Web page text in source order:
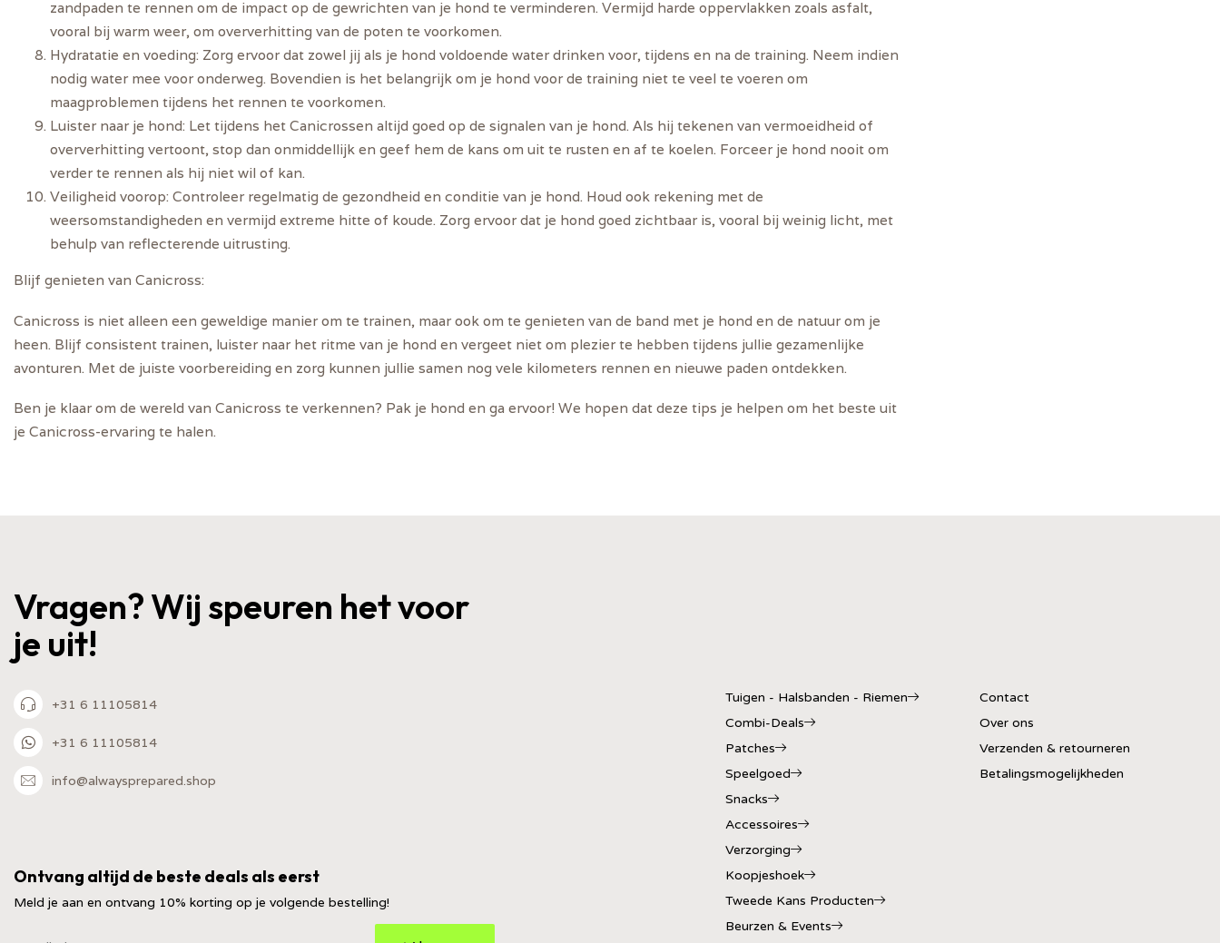
zandpaden te rennen om de impact op de gewrichten van je hond te verminderen. Vermijd harde oppervlakken zoals asfalt,
vooral bij warm weer, om oververhitting van de poten te voorkomen.
Hydratatie en voeding: Zorg ervoor dat zowel jij als je hond voldoende water drinken voor, tijdens en na de training. Neem indien
nodig water mee voor onderweg. Bovendien is het belangrijk om je hond voor de training niet te veel te voeren om
maagproblemen tijdens het rennen te voorkomen.
Luister naar je hond: Let tijdens het Canicrossen altijd goed op de signalen van je hond. Als hij tekenen van vermoeidheid of
oververhitting vertoont, stop dan onmiddellijk en geef hem de kans om uit te rusten en af te koelen. Forceer je hond nooit om
verder te rennen als hij niet wil of kan.
Veiligheid voorop: Controleer regelmatig de gezondheid en conditie van je hond. Houd ook rekening met de
weersomstandigheden en vermijd extreme hitte of koude. Zorg ervoor dat je hond goed zichtbaar is, vooral bij weinig licht, met
behulp van reflecterende uitrusting.
Blijf genieten van Canicross:
Canicross is niet alleen een geweldige manier om te trainen, maar ook om te genieten van de band met je hond en de natuur om je
heen. Blijf consistent trainen, luister naar het ritme van je hond en vergeet niet om plezier te hebben tijdens jullie gezamenlijke
avonturen. Met de juiste voorbereiding en zorg kunnen jullie samen nog vele kilometers rennen en nieuwe paden ontdekken.
Ben je klaar om de wereld van Canicross te verkennen? Pak je hond en ga ervoor! We hopen dat deze tips je helpen om het beste uit
je Canicross-ervaring te halen.
Vragen? Wij speuren het voor
je uit!
+31 6 11105814
+31 6 11105814
info@alwaysprepared.shop
Ontvang altijd de beste deals als eerst
Meld je aan en ontvang 10% korting op je volgende bestelling!
Tuigen - Halsbanden - Riemen
Combi-Deals
Patches
Speelgoed
Snacks
Accessoires
Verzorging
Koopjeshoek
Tweede Kans Producten
Beurzen & Events
Contact
Over ons
Verzenden & retourneren
Betalingsmogelijkheden